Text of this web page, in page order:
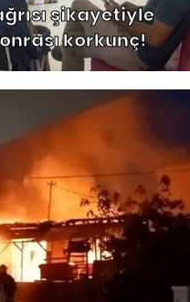
şikayetiyle
korkunç!